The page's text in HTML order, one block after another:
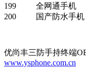
199
全网通手机
200
国产防水手机
优尚丰三防手持终端
www.ysphone.com.cn